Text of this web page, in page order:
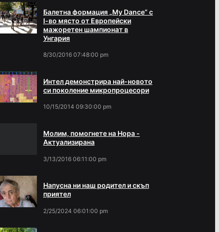
Балетна формация „My Dance” с
І-во място от Европейски
мажоретен шампионат в
Унгария
8/30/2016 07:48:00 pm
Интел демонстрира най-новото
си поколение микропроцесори
10/15/2014 09:30:00 pm
Молим, помогнете на Нора -
Актуализирана
3/13/2016 06:11:00 pm
Напусна ни наш родител и скъп
приятел
2/25/2024 06:01:00 pm